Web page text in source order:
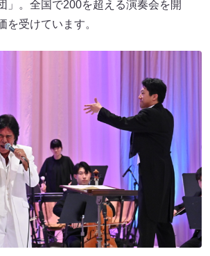
」。全国で200を超える演奏会を開
を受けています。